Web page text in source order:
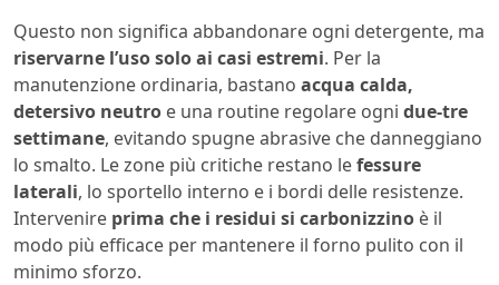
Questo non significa abbandonare ogni detergente, ma
riservarne l’uso solo ai casi estremi. Per la
manutenzione ordinaria, bastano acqua calda,
detersivo neutro e una routine regolare ogni due-tre
settimane, evitando spugne abrasive che danneggiano
lo smalto. Le zone più critiche restano lefessure
laterali, lo sportello interno e i bordi delle resistenze.
Intervenire prima che i residui si carbonizzino è il
modo più efficace per mantenere il forno pulito con il
minimo sforzo.